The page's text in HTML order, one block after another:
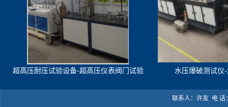
超高压耐压试验设备-超高压仪表阀门试验
水压爆破测试仪
联系人：许友 电 话